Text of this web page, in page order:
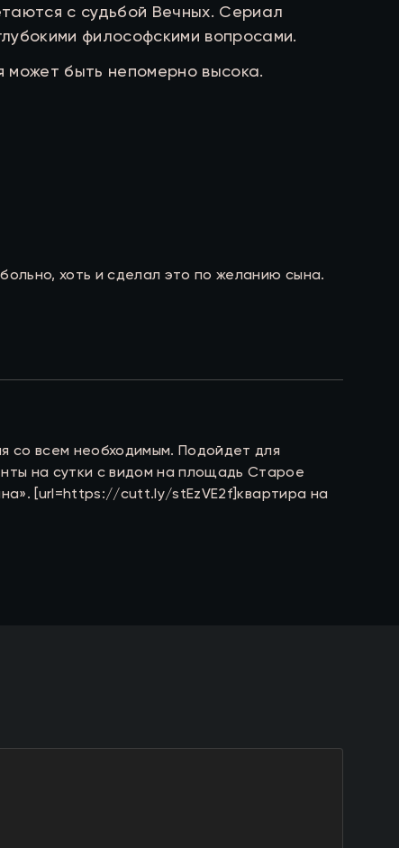
с судьбой Вечных. Сериал
философскими вопросами.
может быть непомерно высока.
хоть и сделал это по желанию сына.
со всем необходимым. Подойдет для
на сутки с видом на площадь Старое
[url=https://cutt.ly/stEzVE2f]квартира на